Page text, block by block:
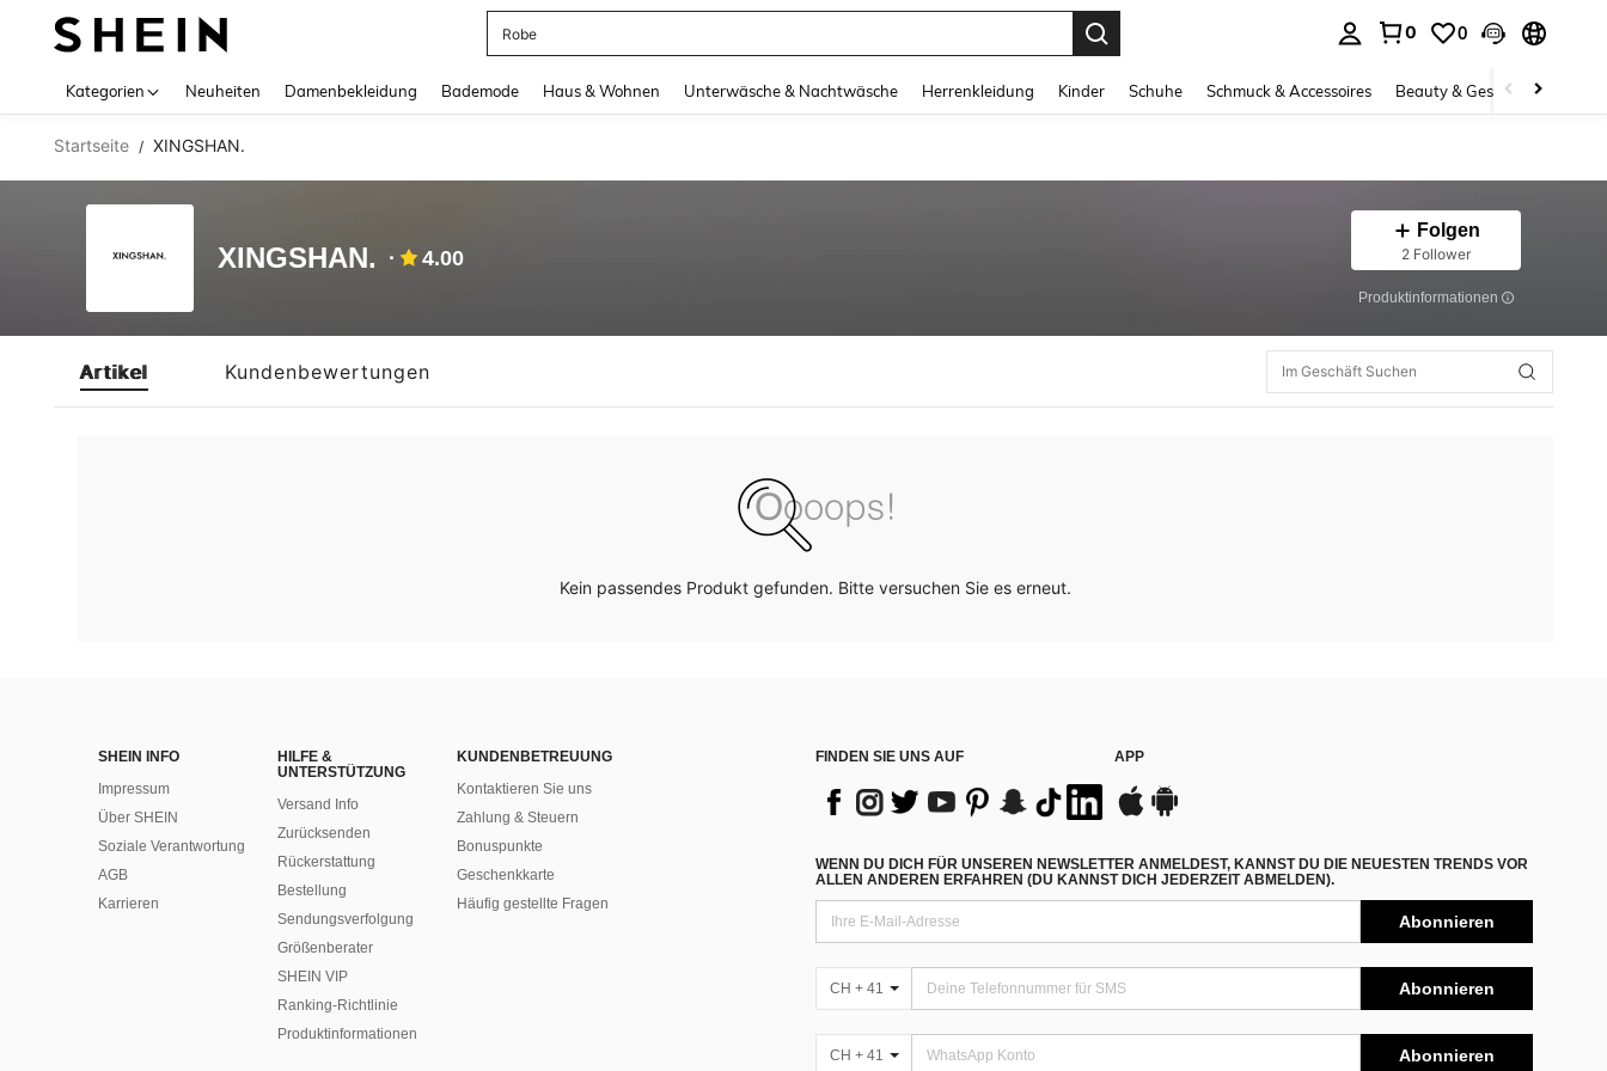
Robe
0 0
Kategorien Neuheiten Damenbekleidung Bademode Haus & Wohnen Unterwäsche & Nachtwäsche Herrenkleidung Kinder Schuhe Schmuck & Accessoires Beauty & Gesundheit
Startseite / XINGSHAN.
XINGSHAN. 4.00
Folgen
2 Follower
Produktinformationen
Artikel Kundenbewertungen
Kein passendes Produkt gefunden. Bitte versuchen Sie es erneut.
SHEIN INFO
Impressum
Über SHEIN
Soziale Verantwortung
AGB
Karrieren
HILFE &
UNTERSTÜTZUNG
Versand Info
Zurücksenden
Rückerstattung
Bestellung
Sendungsverfolgung
Größenberater
SHEIN VIP
Ranking-Richtlinie
​Produktinformationen
KUNDENBETREUUNG
Kontaktieren Sie uns
Zahlung & Steuern
Bonuspunkte
Geschenkkarte
Häufig gestellte Fragen
FINDEN SIE UNS AUF APP
WENN DU DICH FÜR UNSEREN NEWSLETTER ANMELDEST, KANNST DU DIE NEUESTEN TRENDS VOR
ALLEN ANDEREN ERFAHREN (DU KANNST DICH JEDERZEIT ABMELDEN).
Abonnieren
CH + 41 Abonnieren
CH + 41 Abonnieren